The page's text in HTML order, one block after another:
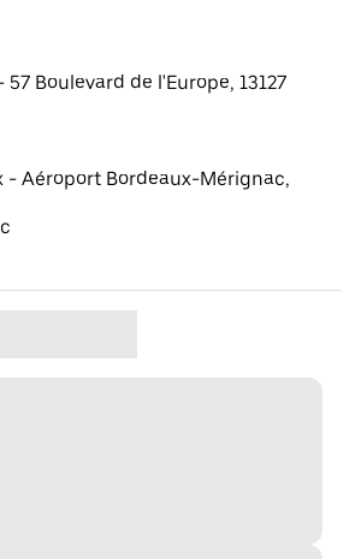
Boulevard de l'Europe, 13127
- Aéroport Bordeaux-Mérignac,